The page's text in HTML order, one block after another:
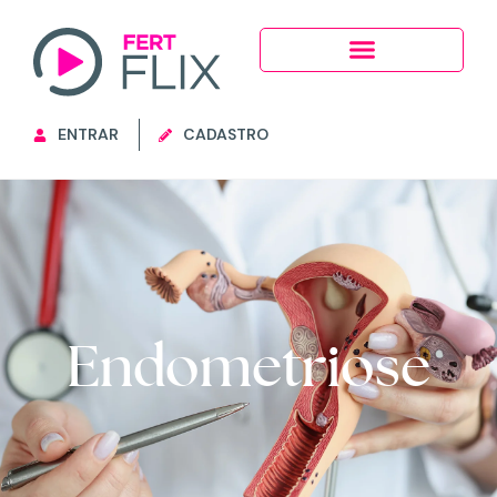
ENTRAR CADASTRO
Endometriose